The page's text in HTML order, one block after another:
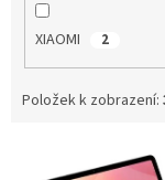
XIAOMI 2
Položek k zobrazení: